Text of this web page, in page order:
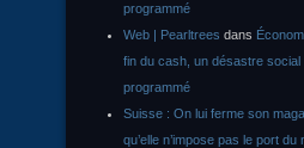
programmé
Web | Pearltrees dans
fin du cash, un désastre social
programmé
Suisse : On lui ferme son
qu’elle n’impose pas le port du